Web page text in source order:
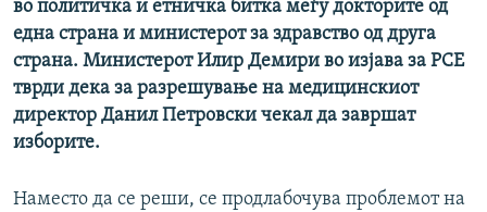
во политичка и етничка битка меѓу докторите од
една страна и министерот за здравство од друга
страна. Министерот Илир Демири во изјава за РСЕ
тврди дека за разрешување на медицинскиот
директор Данил Петровски чекал да завршат
изборите.
Наместо да се реши, се продлабочува проблемот на